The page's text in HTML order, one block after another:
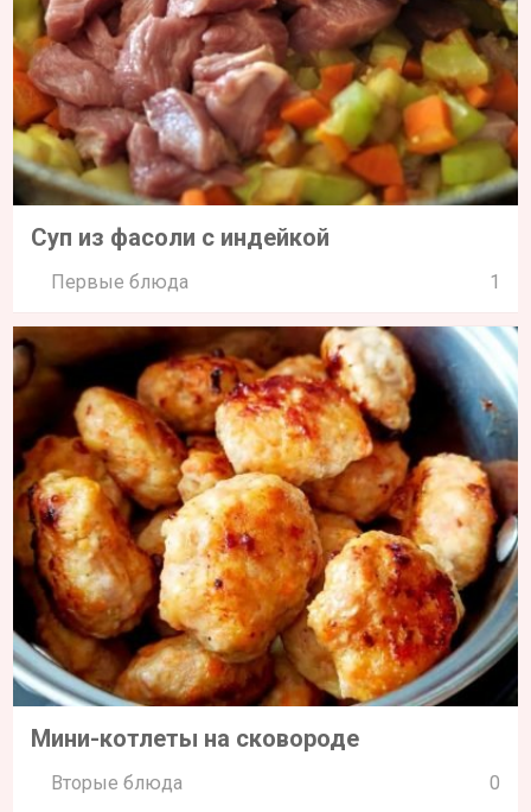
Суп из фасоли с индейкой
Первые блюда 1
Мини-котлеты на сковороде
Вторые блюда 0